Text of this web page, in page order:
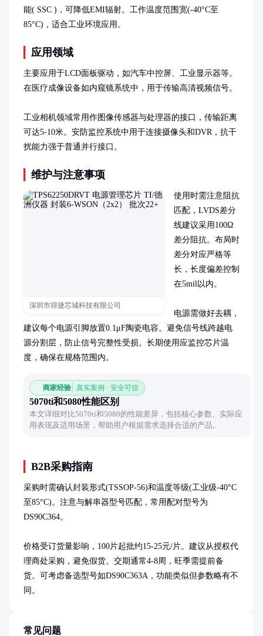
能( SSC )，可降低EMI辐射。工作温度范围宽(-40°C至
85°C)，适合工业环境应用。
应用领域
主要应用于LCD面板驱动，如汽车中控屏、工业显示器等。
在医疗成像设备如内窥镜系统中，用于传输高清视频信号。
工业相机领域常用作图像传感器与处理器的接口，传输距离
可达5-10米。安防监控系统中用于连接摄像头和DVR，抗干
扰能力强于普通并行接口。
维护与注意事项
深圳市得捷芯城科技有限公司
使用时需注意阻抗
匹配，LVDS差分
线建议采用100Ω
差分阻抗。布局时
差分对应严格等
长，长度偏差控制
在5mil以内。
电源需做好去耦，
建议每个电源引脚放置0.1μF陶瓷电容。避免信号线跨越电
源分割层，防止信号完整性受损。长期使用应监控芯片温
度，确保在规格范围内。
商家经验 真实案例 · 安全可信
5070ti和5080性能区别
本文详细对比5070ti和5080的性能差异，包括核心参数、实际应
用表现及适用场景，帮助用户根据需求选择合适的产品。
B2B采购指南
采购时需确认封装形式(TSSOP-56)和温度等级(工业级-40°C
至85°C)。注意与解串器型号匹配，常用配对型号为
DS90C364。
价格受订货量影响，100片起批约15-25元/片。建议从授权代
理商处采购，避免假货。交期通常4-8周，旺季需提前备
货。可考虑备选型号如DS90C363A，功能类似但参数略有不
同。
常见问题